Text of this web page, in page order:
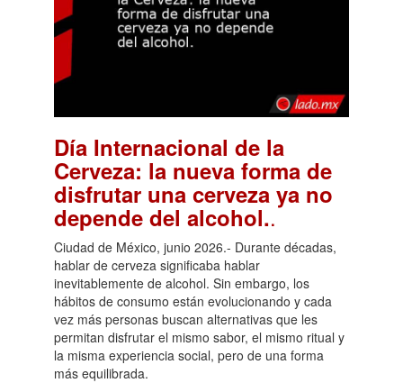
Día Internacional de la
Cerveza: la nueva forma de
disfrutar una cerveza ya no
depende del alcohol..
Ciudad de México, junio 2026.- Durante décadas,
hablar de cerveza significaba hablar
inevitablemente de alcohol. Sin embargo, los
hábitos de consumo están evolucionando y cada
vez más personas buscan alternativas que les
permitan disfrutar el mismo sabor, el mismo ritual y
la misma experiencia social, pero de una forma
más equilibrada.